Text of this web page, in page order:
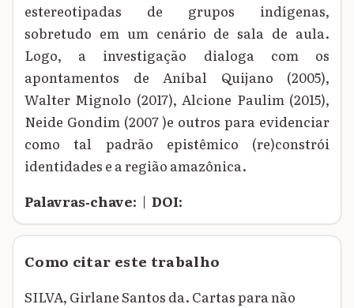
estereotipadas de grupos indígenas,
sobretudo em um cenário de sala de aula.
Logo, a investigação dialoga com os
apontamentos de Aníbal Quijano (2005),
Walter Mignolo (2017), Alcione Paulim (2015),
Neide Gondim (2007 )e outros para evidenciar
como tal padrão epistêmico (re)constrói
identidades e a região amazônica.
Palavras‑chave: | DOI:
Como citar este trabalho
SILVA, Girlane Santos da. Cartas para não